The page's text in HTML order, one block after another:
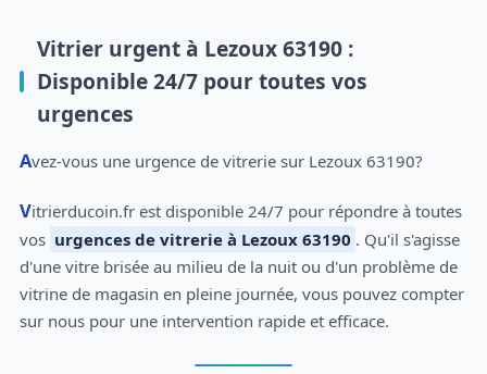
Vitrier urgent à Lezoux 63190 :
Disponible 24/7 pour toutes vos
urgences
Avez-vous une urgence de vitrerie sur Lezoux 63190?
Vitrierducoin.fr est disponible 24/7 pour répondre à toutes
vos urgences de vitrerie à Lezoux 63190 . Qu'il s'agisse
d'une vitre brisée au milieu de la nuit ou d'un problème de
vitrine de magasin en pleine journée, vous pouvez compter
sur nous pour une intervention rapide et efficace.